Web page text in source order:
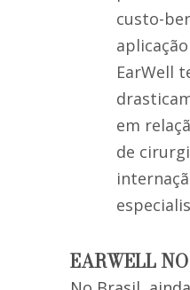
custo-
EarWell
em
de
EARWELL